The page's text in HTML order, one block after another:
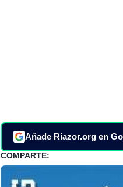
Añade Riazor.org en
COMPARTE: